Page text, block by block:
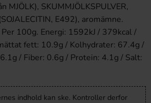
MJÖLK), SKUMMJÖLKSPULVER,
E492), aromämne.
100g. Energi: 1592kJ / 379kcal /
fett: 10.9g / Kolhydrater: 67.4g /
/ Fiber: 0.6g / Protein: 4.1g / Salt:
indhold kan ske. Kontroller derfor